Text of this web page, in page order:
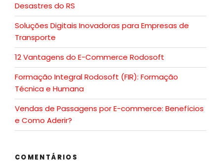
Desastres do RS
Soluções Digitais Inovadoras para Empresas de
Transporte
12 Vantagens do E-Commerce Rodosoft
Formação Integral Rodosoft (FIR): Formação
Técnica e Humana
Vendas de Passagens por E-commerce: Benefícios
e Como Aderir?
COMENTÁRIOS